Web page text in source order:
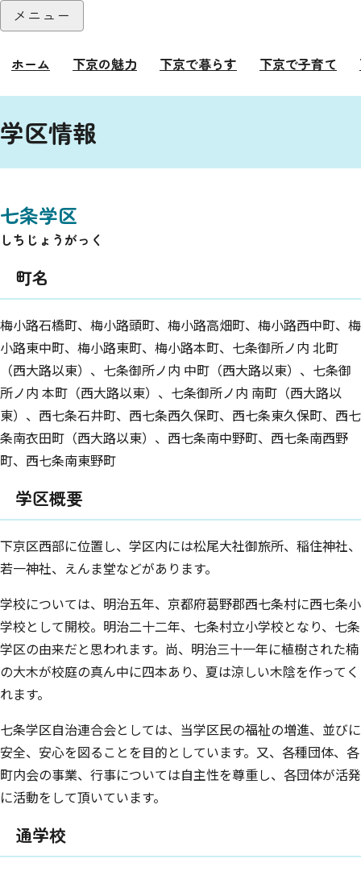
本文へ
メニュー
ホーム 下京の魅力 下京で暮らす 下京で子育て
学区情報
七条学区
しちじょうがっく
町名
梅小路石橋町、梅小路頭町、梅小路高畑町、梅小路西中町、梅
小路東中町、梅小路東町、梅小路本町、七条御所ノ内 北町
（西大路以東）、七条御所ノ内 中町（西大路以東）、七条御
所ノ内 本町（西大路以東）、七条御所ノ内 南町（西大路以
東）、西七条石井町、西七条西久保町、西七条東久保町、西七
条南衣田町（西大路以東）、西七条南中野町、西七条南西野
町、西七条南東野町
学区概要
下京区西部に位置し、学区内には松尾大社御旅所、稲住神社、
若一神社、えんま堂などがあります。
学校については、明治五年、京都府葛野郡西七条村に西七条小
学校として開校。明治二十二年、七条村立小学校となり、七条
学区の由来だと思われます。尚、明治三十一年に植樹された楠
の大木が校庭の真ん中に四本あり、夏は涼しい木陰を作ってく
れます。
七条学区自治連合会としては、当学区民の福祉の増進、並びに
安全、安心を図ることを目的としています。又、各種団体、各
町内会の事業、行事については自主性を尊重し、各団体が活発
に活動をして頂いています。
通学校